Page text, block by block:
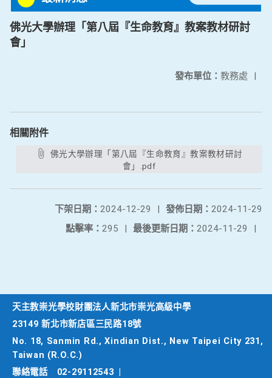
佛光大學辦理「第八屆『生命教育』教案教材研討
會」
發布單位： 教務處 |
相關附件
會」.pdf
發佈日期： 2024-11-29
下架日期： 2024-12-29
|
最後更新日期： 2024-11-29 |
點擊率： 295 |
天主教崇光學校財團法人新北市崇光高級中學
23149 新北市新店區三民路18號
No. 18, Sanmin Rd., Xindian Dist., New Taipei City 231,
Taiwan (R.O.C.)
聯絡電話
02-29112543